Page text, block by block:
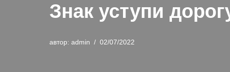
Знак уступи
автор: admin 02/07/2022